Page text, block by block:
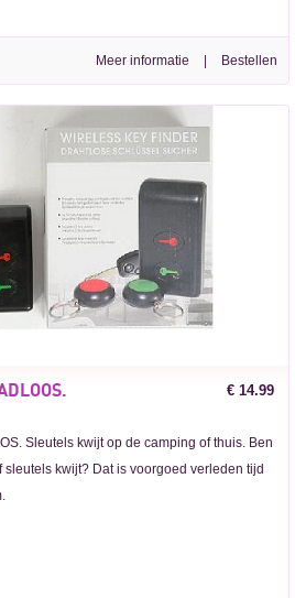
Meer informatie |
€ 14.99
Sleutels kwijt op de camping of thuis. Ben
kwijt? Dat is voorgoed verleden tijd